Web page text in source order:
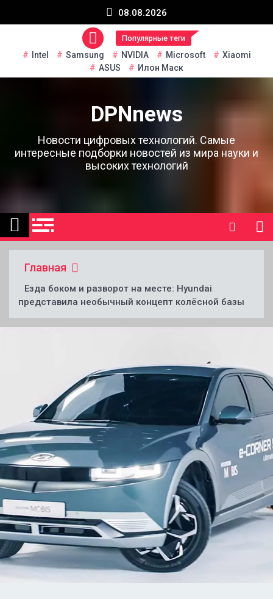
08.08.2026
Популярные теги
Intel Samsung NVIDIA Microsoft
Xiaomi
ASUS
Илон Маск
DPNnews
Новости цифровых технологий. Самые
интересные подборки новостей из мира науки и
высоких технологий
Главная
Езда боком и разворот на месте: Hyundai
представила необычный концепт колёсной базы